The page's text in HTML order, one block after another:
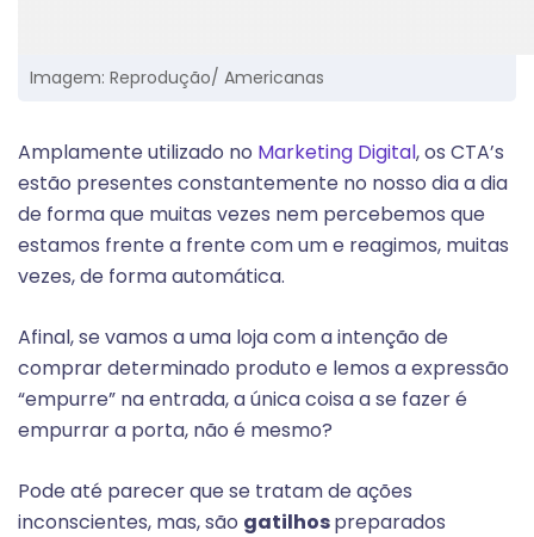
Imagem: Reprodução/ Americanas
Amplamente utilizado no Marketing Digital, os CTA’s
estão presentes constantemente no nosso dia a dia
de forma que muitas vezes nem percebemos que
estamos frente a frente com um e reagimos, muitas
vezes, de forma automática.
Afinal, se vamos a uma loja com a intenção de
comprar determinado produto e lemos a expressão
“empurre” na entrada, a única coisa a se fazer é
empurrar a porta, não é mesmo?
Pode até parecer que se tratam de ações
inconscientes, mas, são gatilhospreparados